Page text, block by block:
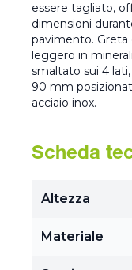
essere tagliato,
dimensioni
pavimento.
leggero in
smaltato sui 4
90 mm
acciaio inox.
Scheda
Altezza
Materiale